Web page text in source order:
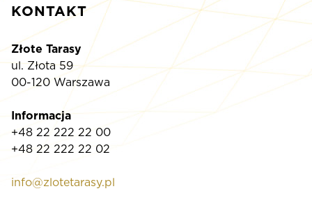
KONTAKT
Złote Tarasy
ul. Złota 59
00-120 Warszawa
Informacja
+48 22 222 22 00
+48 22 222 22 02
info@zlotetarasy.pl